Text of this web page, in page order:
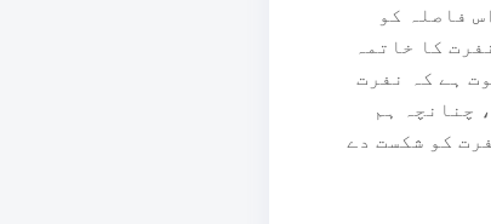
فاصلہ کو
کا خاتمہ
ہے کہ نفرت
چنانچہ ہم
کو شکست دے